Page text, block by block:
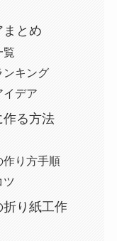
とめ
覧
ンキング
イデア
る方法
作り方手順
ツ
り紙工作